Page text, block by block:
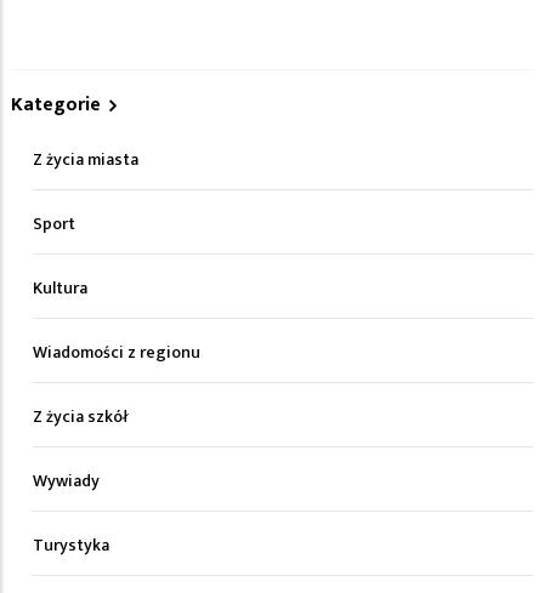
Kategorie
Z życia miasta
Sport
Kultura
Wiadomości z regionu
Z życia szkół
Wywiady
Turystyka